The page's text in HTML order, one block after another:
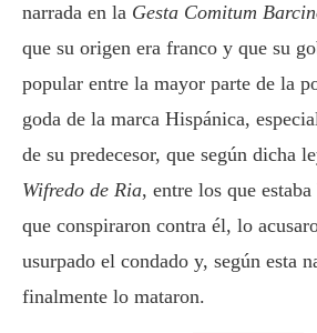
narrada en la Gesta Comitum
que su origen era franco y que su
popular entre la mayor parte de la
goda de la marca Hispánica,
de su predecesor, que según dicha
Wifredo de Ria, entre los que
que conspiraron contra él, lo
usurpado el condado y, según esta
finalmente lo mataron.